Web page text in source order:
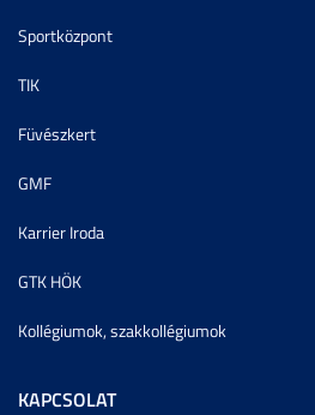
Sportközpont
TIK
Füvészkert
GMF
Karrier Iroda
GTK HÖK
Kollégiumok, szakkollégiumok
KAPCSOLAT